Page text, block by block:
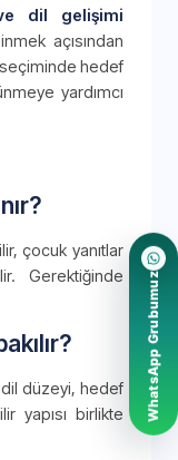
dil gelişimi
açısından
seçiminde hedef
yardımcı
çocuk yanıtlar
Gerektiğinde
düzeyi, hedef
yapısı birlikte
WhatsApp Grubumuz